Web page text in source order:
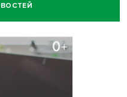
в крови создали в
травмы